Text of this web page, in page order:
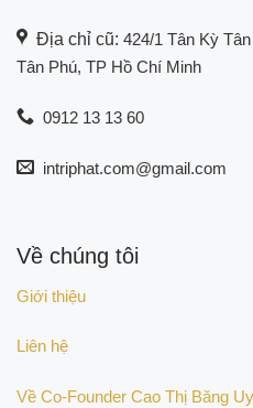
Địa chỉ cũ: 424/1 Tân Kỳ
Tân Phú, TP Hồ Chí Minh
0912 13 13 60
intriphat.com@gmail.com
Về chúng tôi
Giới thiệu
Liên hệ
Về Co-Founder Cao Thị Băng